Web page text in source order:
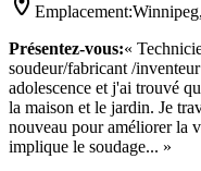
Emplacement:
Présentez-vous:«
soudeur/fabricant /
adolescence et j'ai trouvé
la maison et le jardin. Je
nouveau pour améliorer la
implique le soudage... »